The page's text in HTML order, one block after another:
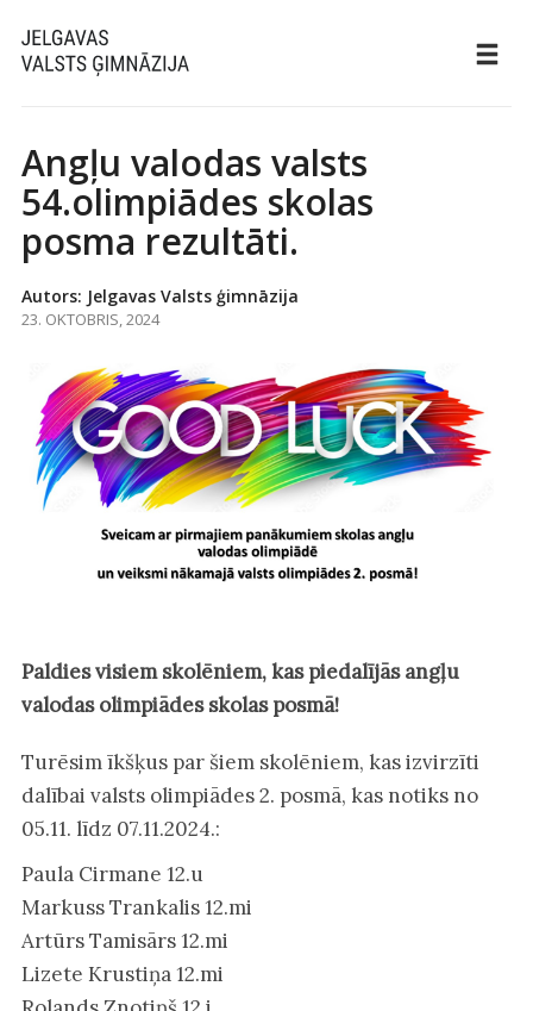
Angļu valodas valsts
54.olimpiādes skolas
posma rezultāti.
Autors: Jelgavas Valsts ģimnāzija
23. OKTOBRIS, 2024
Paldies visiem skolēniem, kas piedalījās angļu
valodas olimpiādes skolas posmā!
Turēsim īkšķus par šiem skolēniem, kas izvirzīti
dalībai valsts olimpiādes 2. posmā, kas notiks no
05.11. līdz 07.11.2024.:
Paula Cirmane 12.u
Markuss Trankalis 12.mi
Artūrs Tamisārs 12.mi
Lizete Krustiņa 12.mi